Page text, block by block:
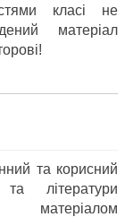
класі не
матеріал
та корисний
літератури